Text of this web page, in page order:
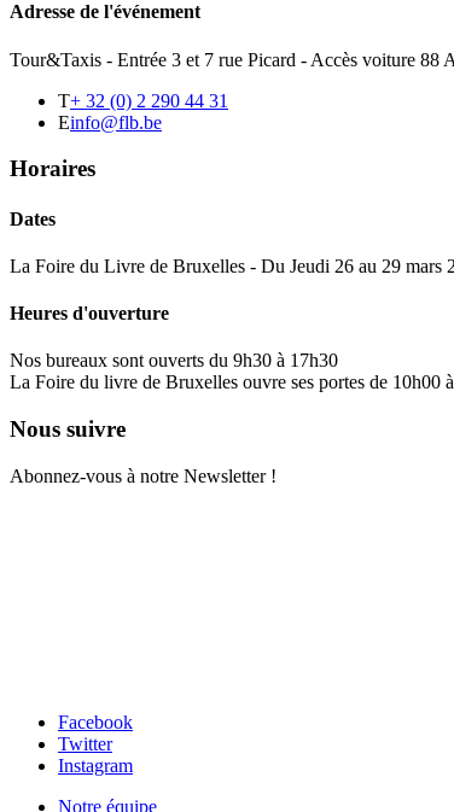
Adresse de l'événement
Tour&Taxis - Entrée 3 et 7 rue Picard - Accès voiture 88
T+ 32 (0) 2 290 44 31
Einfo@flb.be
Horaires
Dates
La Foire du Livre de Bruxelles - Du Jeudi 26 au 29 mars
Heures d'ouverture
Nos bureaux sont ouverts du 9h30 à 17h30
La Foire du livre de Bruxelles ouvre ses portes de 10h00
Nous suivre
Abonnez-vous à notre Newsletter !
Facebook
Twitter
Instagram
Notre équipe